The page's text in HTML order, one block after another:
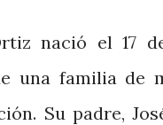
nació el 17
una familia de
Su padre,